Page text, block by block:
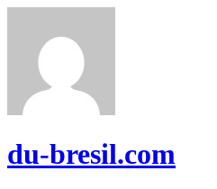
du-bresil.com